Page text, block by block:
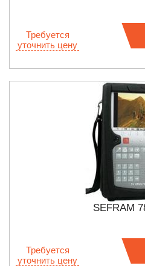
Требуется
уточнить цену
SEFRAM
Требуется
уточнить цену